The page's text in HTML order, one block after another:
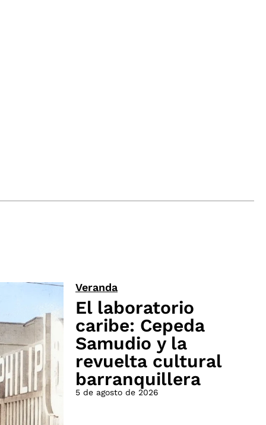
Veranda
El laboratorio
caribe: Cepeda
Samudio y la
revuelta cultural
barranquillera
5 de agosto de 2026